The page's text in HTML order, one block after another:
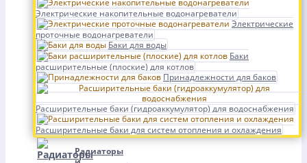
Электрические накопительные водонагреватели
Электрические
проточные водонагреватели
Баки для воды
Баки
расширительные (плоские) для котлов
Принадлежности для баков
Расширительные баки (гидроаккумулятор) для водоснабжения
Расширительные баки для систем отопления и охлаждения
Радиаторы